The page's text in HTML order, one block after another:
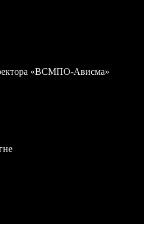
«ВСМПО-Ависма»